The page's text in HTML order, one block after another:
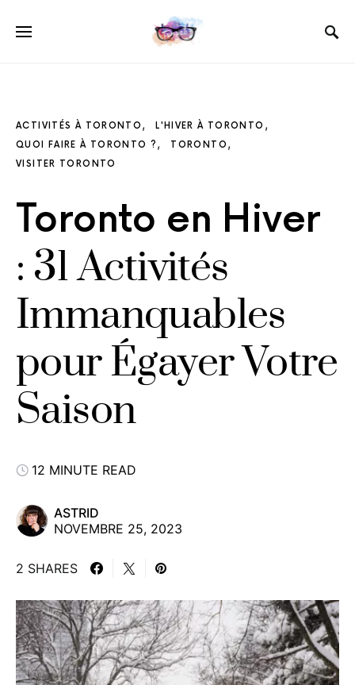
ACTIVITÉS À TORONTO
L'HIVER À TORONTO
QUOI FAIRE À TORONTO ?
TORONTO
VISITER TORONTO
Toronto en Hiver
: 31 Activités
Immanquables
pour Égayer Votre
Saison
12 MINUTE READ
ASTRID
NOVEMBRE 25, 2023
2 SHARES